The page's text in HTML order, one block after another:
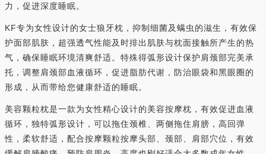
力，促进深度睡眠。
KF专为女性设计的女士狼牙枕，抑制细菌及螨虫的滋生，有效保
护面部肌肤，超强透气性能及时排出肌肤与枕面接触所产生的热
气，确保睡眠环境清爽舒适。特殊得弧形设计保护肩颈部完美承
托，调整肩颈部血液循环，促进脂肪代谢，防治眼袋和黑眼圈的
形成，从而带给您健康舒适的睡眠。
美容颗粒枕是一款为女性精心设计的美容按摩枕，有效促进血液
循环，独特弧形设计，可以拖住颈椎、两侧拖住肩膀，高回弹
性，柔软舒适，配合按摩颗粒按摩头部、颈部、肩部穴位，有效